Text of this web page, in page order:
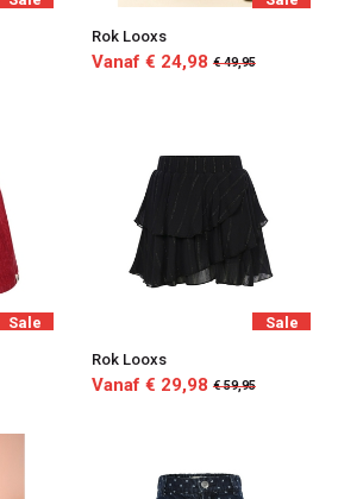
Rok Looxs
Vanaf € 24,98 € 49,95
Sale Sale
Rok Looxs
Vanaf € 29,98 € 59,95